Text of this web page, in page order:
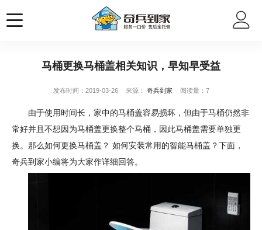
马桶更换马桶盖相关知识，早知早受益
发布时间：2019-03-26 来源： 奇兵到家 阅读量：7
由于使用时间长，家中的马桶盖容易损坏，但由于马桶仍然非
常好并且不想因为马桶盖更换整个马桶，因此马桶盖需要单独更
换。那么如何更换马桶盖？ 如何安装常用的智能马桶盖？下面，
奇兵到家小编将为大家作详细回答。